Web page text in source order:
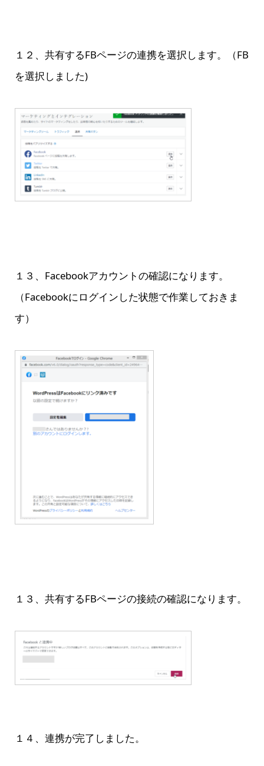
１２、共有するFBページの連携を選択します。（FB
を選択しました)
１３、Facebookアカウントの確認になります。
（Facebookにログインした状態で作業しておきま
す）
１３、共有するFBページの接続の確認になります。
１４、連携が完了しました。